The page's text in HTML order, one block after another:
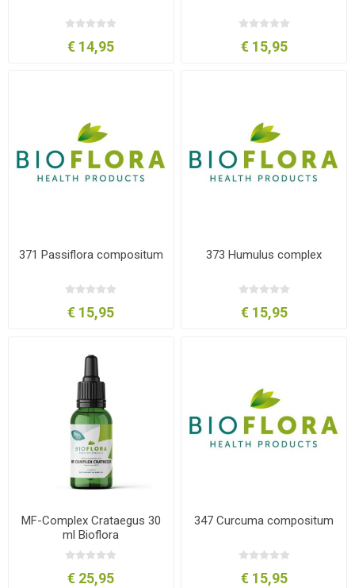
€ 14,95 € 15,95
371 Passiflora compositum
€ 15,95
373 Humulus complex
€ 15,95
MF-Complex Crataegus 30
ml Bioflora
€ 25,95
347 Curcuma compositum
€ 15,95